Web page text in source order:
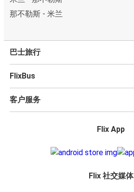
那不勒斯 - 米兰
巴士旅行
FlixBus
客户服务
Flix App
Flix 社交媒体